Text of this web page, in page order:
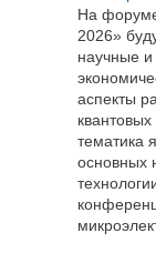
На
2026»
научные и
аспекты
тематика
основных